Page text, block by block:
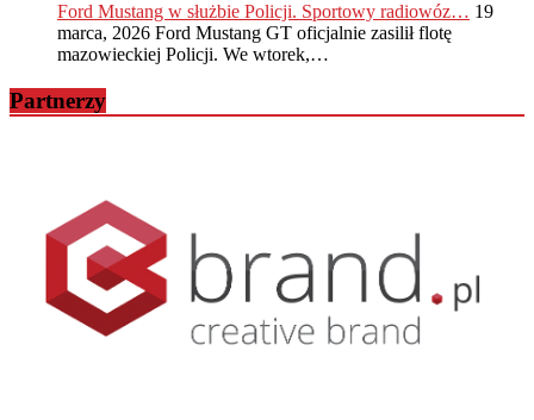
Ford Mustang w służbie Policji. Sportowy radiowóz… 19
marca, 2026 Ford Mustang GT oficjalnie zasilił flotę
mazowieckiej Policji. We wtorek,…
Partnerzy